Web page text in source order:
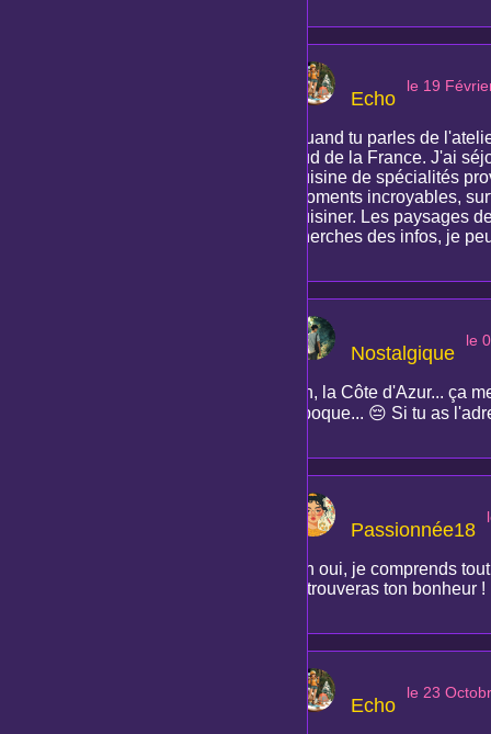
Echo
le 19
Quand tu parles de
sud de la France. J'ai
cuisine de spécialités
moments incroyables,
cuisiner. Les paysages
cherches des infos, je
Nostalgique
le
Ah, la Côte d'Azur... ça
époque... 😔 Si tu as
Passionnée18
Oh oui, je comprends
retrouveras ton bonheur !
Echo
le 23